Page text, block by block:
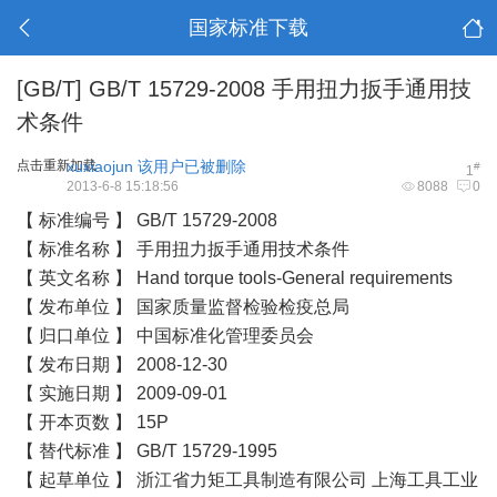
国家标准下载
[GB/T] GB/T 15729-2008 手用扭力扳手通用技
术条件
点击重新加载 1#
xuxiaojun 该用户已被删除
8088 0
2013-6-8 15:18:56
【 标准编号 】 GB/T 15729-2008
【 标准名称 】 手用扭力扳手通用技术条件
【 英文名称 】 Hand torque tools-General requirements
【 发布单位 】 国家质量监督检验检疫总局
【 归口单位 】 中国标准化管理委员会
【 发布日期 】 2008-12-30
【 实施日期 】 2009-09-01
【 开本页数 】 15P
【 替代标准 】 GB/T 15729-1995
【 起草单位 】 浙江省力矩工具制造有限公司 上海工具工业